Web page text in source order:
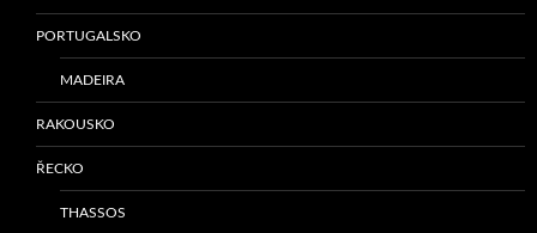
PORTUGALSKO
MADEIRA
RAKOUSKO
ŘECKO
THASSOS